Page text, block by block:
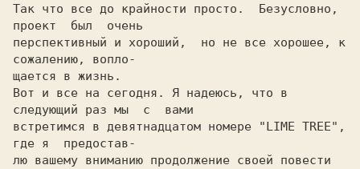
Так что все до крайности просто.  Безусловно,
проект  был  очень
перспективный и хороший,  но не все хорошее, к
сожалению, вопло-
щается в жизнь.
Вот и все на сегодня. Я надеюсь, что в
следующий раз мы  с  вами
встретимся в девятнадцатом номере "LIME TREE",
где я  предостав-
лю вашему вниманию продолжение своей повести